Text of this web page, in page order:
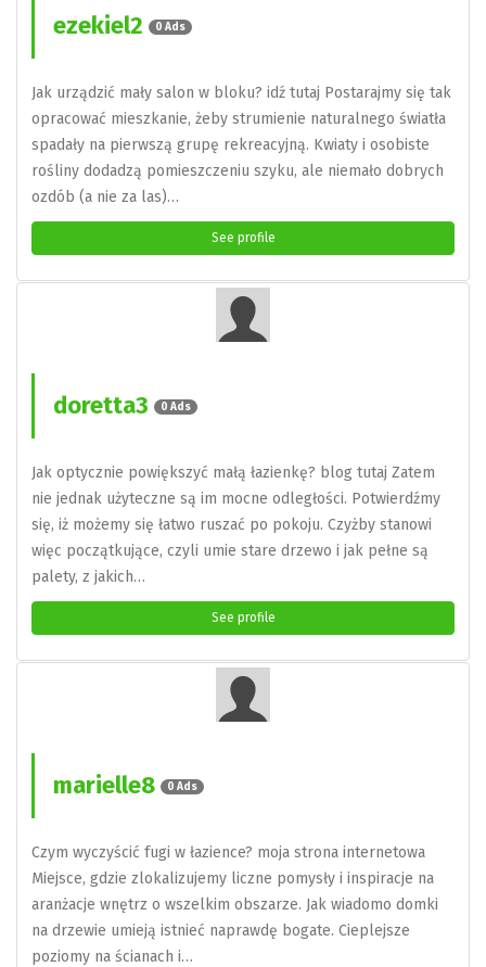
ezekiel2 0 Ads
Jak urządzić mały salon w bloku? idź tutaj Postarajmy się tak
opracować mieszkanie, żeby strumienie naturalnego światła
spadały na pierwszą grupę rekreacyjną. Kwiaty i osobiste
rośliny dodadzą pomieszczeniu szyku, ale niemało dobrych
ozdób (a nie za las)…
See profile
doretta3 0 Ads
Jak optycznie powiększyć małą łazienkę? blog tutaj Zatem
nie jednak użyteczne są im mocne odległości. Potwierdźmy
się, iż możemy się łatwo ruszać po pokoju. Czyżby stanowi
więc początkujące, czyli umie stare drzewo i jak pełne są
palety, z jakich…
See profile
marielle8 0 Ads
Czym wyczyścić fugi w łazience? moja strona internetowa
Miejsce, gdzie zlokalizujemy liczne pomysły i inspiracje na
aranżacje wnętrz o wszelkim obszarze. Jak wiadomo domki
na drzewie umieją istnieć naprawdę bogate. Cieplejsze
poziomy na ścianach i…